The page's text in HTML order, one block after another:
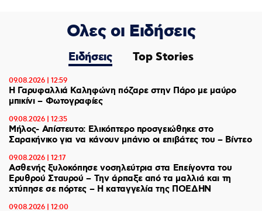
Ολες οι Ειδήσεις
Ειδήσεις Top Stories
09.08.2026 | 12:59
Η Γαρυφαλλιά Καληφώνη πόζαρε στην Πάρο με μαύρο
μπικίνι – Φωτογραφίες
09.08.2026 | 12:35
Μήλος- Απίστευτο: Ελικόπτερο προσγειώθηκε στο
Σαρακήνικο για να κάνουν μπάνιο οι επιβάτες του – Βίντεο
09.08.2026 | 12:17
Ασθενής ξυλοκόπησε νοσηλεύτρια στα Επείγοντα του
Ερυθρού Σταυρού – Tην άρπαξε από τα μαλλιά και τη
χτύπησε σε πόρτες – Η καταγγελία της ΠΟΕΔΗΝ
09.08.2026 | 12:00